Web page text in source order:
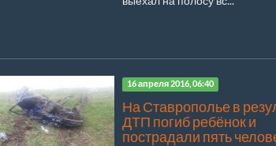
16 апреля 2016, 06:40
На Ставрополье в
ДТП погиб ребёнок и
пострадали пять